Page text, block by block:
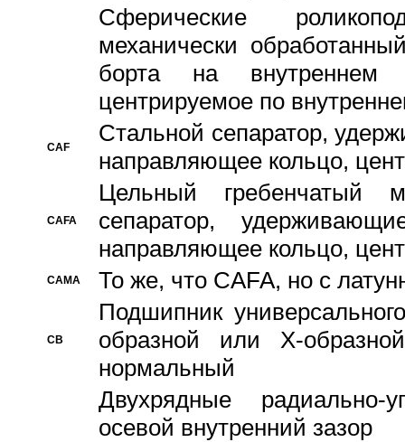
Сферические
механически
борта на внутреннем
центрируемое по
CAF
Стальной сепаратор,
направляющее кольцо,
CAFA
Цельный гребенчатый
сепаратор,
направляющее кольцо,
CAMA То же, что CAFA, но с
CB
Подшипник
образной или Х-
нормальный
Двухрядные радиально-
осевой внутренний зазор